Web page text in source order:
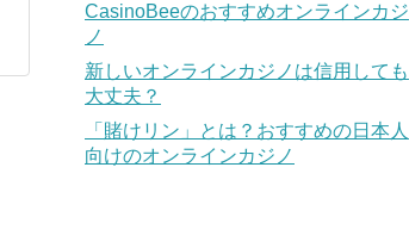
CasinoBeeのおすすめオンラインカジ
ノ
新しいオンラインカジノは信用しても
大丈夫？
「賭けリン」とは？おすすめの日本人
向けのオンラインカジノ